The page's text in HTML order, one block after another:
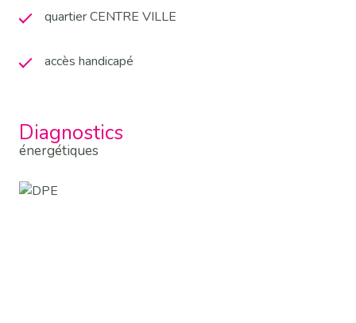
quartier CENTRE VILLE
accès handicapé
Diagnostics
énergétiques